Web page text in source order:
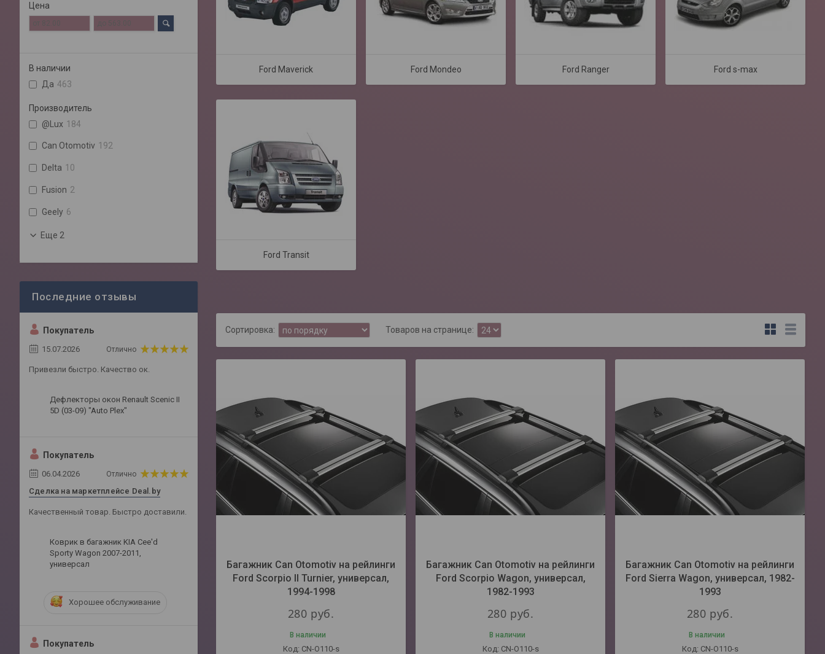
Ford Maverick Ford Mondeo Ford Ranger Ford s-max
Ford Transit
Багажник Can Otomotiv на рейлинги
Ford Scorpio II Turnier, универсал,
1994-1998
280 руб.
В наличии
CN-O110-s
Багажник Can Otomotiv на рейлинги
Ford Scorpio Wagon, универсал,
1982-1993
280 руб.
В наличии
CN-O110-s
Багажник Can Otomotiv на рейлинги
Ford Sierra Wagon, универсал, 1982-
1993
280 руб.
В наличии
CN-O110-s
Цена
В наличии
Да 463
Производитель
@Lux 184
Can Otomotiv 192
Delta 10
Fusion 2
Geely 6
Еще 2
Покупатель
15.07.2026 Отлично
Привезли быстро. Качество ок.
Дефлекторы окон Renault Scenic II
5D (03-09) "Auto Plex"
Покупатель
06.04.2026 Отлично
Сделка на маркетплейсе Deal.by
Качественный товар. Быстро доставили.
Коврик в багажник KIA Cee'd
Sporty Wagon 2007-2011,
универсал
Хорошее обслуживание
Покупатель